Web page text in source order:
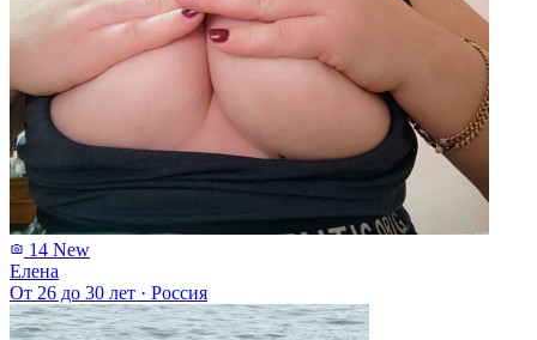
14 New
Елена
От 26 до 30 лет · Россия